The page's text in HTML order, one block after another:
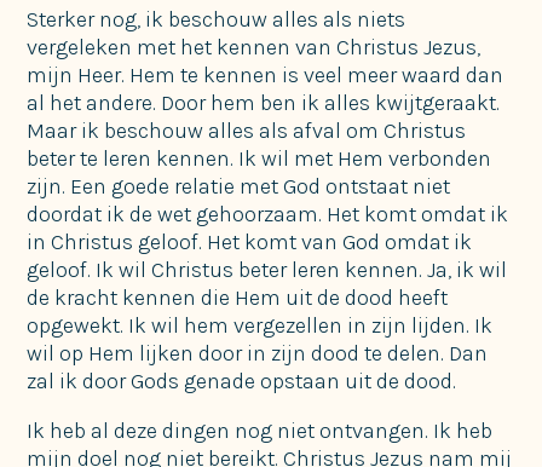
Sterker nog, ik beschouw alles als niets
vergeleken met het kennen van Christus Jezus,
mijn Heer. Hem te kennen is veel meer waard dan
al het andere. Door hem ben ik alles kwijtgeraakt.
Maar ik beschouw alles als afval om Christus
beter te leren kennen. Ik wil met Hem verbonden
zijn. Een goede relatie met God ontstaat niet
doordat ik de wet gehoorzaam. Het komt omdat ik
in Christus geloof. Het komt van God omdat ik
geloof. Ik wil Christus beter leren kennen. Ja, ik wil
de kracht kennen die Hem uit de dood heeft
opgewekt. Ik wil hem vergezellen in zijn lijden. Ik
wil op Hem lijken door in zijn dood te delen. Dan
zal ik door Gods genade opstaan uit de dood.
Ik heb al deze dingen nog niet ontvangen. Ik heb
mijn doel nog niet bereikt. Christus Jezus nam mij